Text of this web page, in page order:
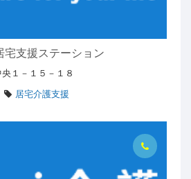
宅支援ステーション
１－１５－１８
居宅介護支援